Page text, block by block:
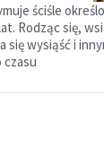
ściśle
Rodząc się,
się wysiąść i
czasu